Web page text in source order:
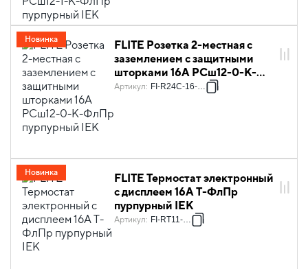
FLITE Розетка 2-местная с
заземлением с защитными
шторками 16А РСш12-0-К-
ФлПр пурпурный IEK
Артикул: FI-R24C-16-K99
Новинка
FLITE Термостат электронный
с дисплеем 16А Т-ФлПр
пурпурный IEK
Артикул: FI-RT11-K99
Новинка